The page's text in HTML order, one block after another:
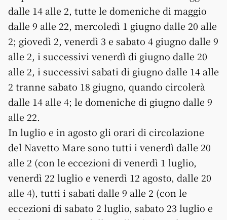
dalle 14 alle 2, tutte le domeniche di maggio
dalle 9 alle 22, mercoledì 1 giugno dalle 20 alle
2; giovedì 2, venerdì 3 e sabato 4 giugno dalle 9
alle 2, i successivi venerdì di giugno dalle 20
alle 2, i successivi sabati di giugno dalle 14 alle
2 tranne sabato 18 giugno, quando circolerà
dalle 14 alle 4; le domeniche di giugno dalle 9
alle 22.
In luglio e in agosto gli orari di circolazione
del Navetto Mare sono tutti i venerdì dalle 20
alle 2 (con le eccezioni di venerdì 1 luglio,
venerdì 22 luglio e venerdì 12 agosto, dalle 20
alle 4), tutti i sabati dalle 9 alle 2 (con le
eccezioni di sabato 2 luglio, sabato 23 luglio e